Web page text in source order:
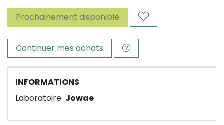
Prochainement disponible
Continuer mes achats
INFORMATIONS
Laboratoire Jowae